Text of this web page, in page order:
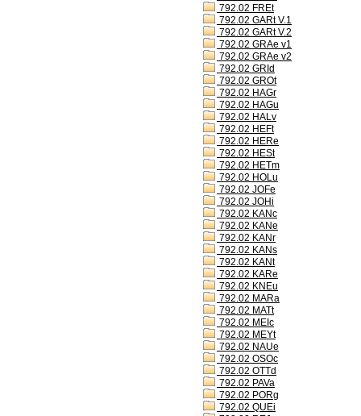
792.02 FREt
792.02 GARt V.1
792.02 GARt V.2
792.02 GRAe v1
792.02 GRAe v2
792.02 GRId
792.02 GROt
792.02 HAGr
792.02 HAGu
792.02 HALv
792.02 HEFt
792.02 HERe
792.02 HESt
792.02 HETm
792.02 HOLu
792.02 JOFe
792.02 JOHi
792.02 KANc
792.02 KANe
792.02 KANr
792.02 KANs
792.02 KANt
792.02 KARe
792.02 KNEu
792.02 MARa
792.02 MATt
792.02 MEIc
792.02 MEYt
792.02 NAUe
792.02 OSOc
792.02 OTTd
792.02 PAVa
792.02 PORg
792.02 QUEi